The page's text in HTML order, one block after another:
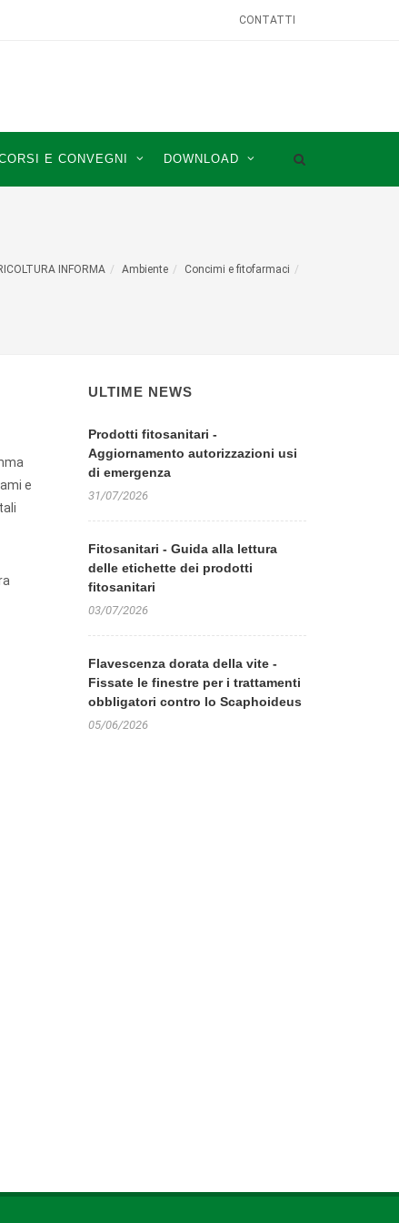
CONTATTI
E CONVEGNI DOWNLOAD
INFORMA Ambiente Concimi e fitofarmaci
e
ULTIME NEWS
Prodotti fitosanitari -
Aggiornamento autorizzazioni usi
di emergenza
31/07/2026
Fitosanitari - Guida alla lettura
delle etichette dei prodotti
fitosanitari
03/07/2026
Flavescenza dorata della vite -
Fissate le finestre per i trattamenti
obbligatori contro lo Scaphoideus
05/06/2026